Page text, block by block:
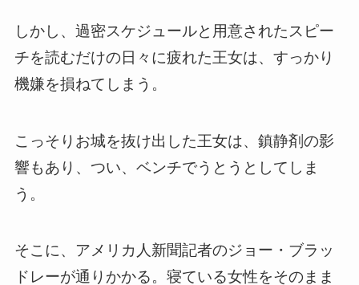
しかし、過密スケジュールと用意されたスピー
チを読むだけの日々に疲れた王女は、すっかり
機嫌を損ねてしまう。
こっそりお城を抜け出した王女は、鎮静剤の影
響もあり、つい、ベンチでうとうとしてしま
う。
そこに、アメリカ人新聞記者のジョー・ブラッ
ドレーが通りかかる。寝ている女性をそのまま